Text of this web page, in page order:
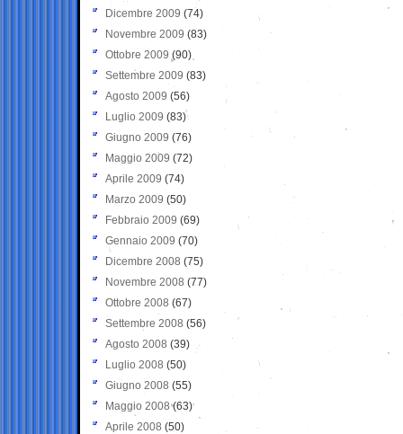
Dicembre 2009 (74)
Novembre 2009 (83)
Ottobre 2009 (90)
Settembre 2009 (83)
Agosto 2009 (56)
Luglio 2009 (83)
Giugno 2009 (76)
Maggio 2009 (72)
Aprile 2009 (74)
Marzo 2009 (50)
Febbraio 2009 (69)
Gennaio 2009 (70)
Dicembre 2008 (75)
Novembre 2008 (77)
Ottobre 2008 (67)
Settembre 2008 (56)
Agosto 2008 (39)
Luglio 2008 (50)
Giugno 2008 (55)
Maggio 2008(63)
Aprile 2008 (50)